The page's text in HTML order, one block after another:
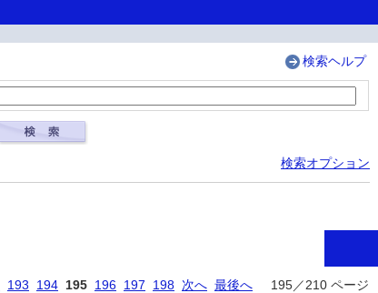
検索ヘルプ
検索オプション
193 194 195 196 197 198 次へ 最後へ 195／210 ページ